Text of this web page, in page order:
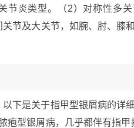
节炎类型。（2）对称性多
节及大关节，如腕、肘、膝
下是关于指甲型银屑病的详
疱型银屑病，几乎都伴有指